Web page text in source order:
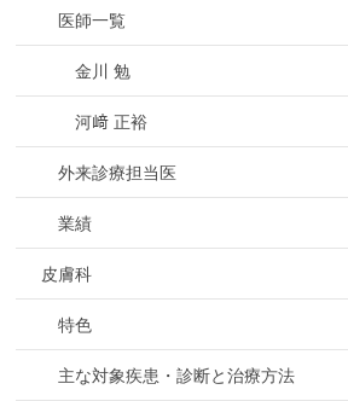
医師一覧
金川 勉
河﨑 正裕
外来診療担当医
業績
皮膚科
特色
主な対象疾患・診断と治療方法